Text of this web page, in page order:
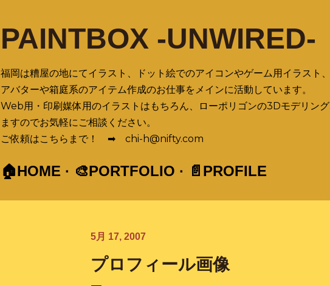
PAINTBOX -UNWIRED-
福岡は糟屋の地にてイラスト、ドット絵でのアイコンやゲーム用イラスト
アバターや箱庭系のアイテム作成のお仕事をメインに活動しています。
Web用・印刷媒体用のイラストはもちろん、ローポリゴンの3Dモデリン
ますのでお気軽にご相談ください。
ご依頼はこちらまで！ ➡ chi-h@nifty.com
🏠HOME 🎨PORTFOLIO 📄PROFILE
5月 17, 2007
プロフィール画像